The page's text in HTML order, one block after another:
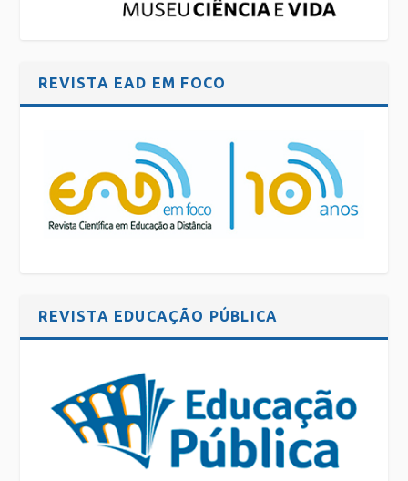
REVISTA EAD EM FOCO
REVISTA EDUCAÇÃO PÚBLICA